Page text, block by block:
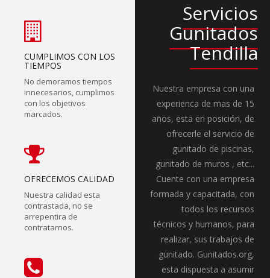
CUMPLIMOS CON LOS
TIEMPOS
No demoramos tiempos
innecesarios, cumplimos
con los objetivos
marcados.
OFRECEMOS CALIDAD
Nuestra calidad esta
contrastada, no se
arrepentira de
contratarnos.
Servicios
Gunitados
Tendilla
Nuestra empresa con una
experienca de mas de 15
años, esta en posición, de
ofrecerle el servicio de
gunitado de piscinas,
gunitado de muros , etc...
Cuente con una empresa
formada y capacitada, con
todos los recursos
técnicos y humanos, para
realizar, sus trabajos de
gunitado. Gunitados.org,
esta dispuesta a asumir